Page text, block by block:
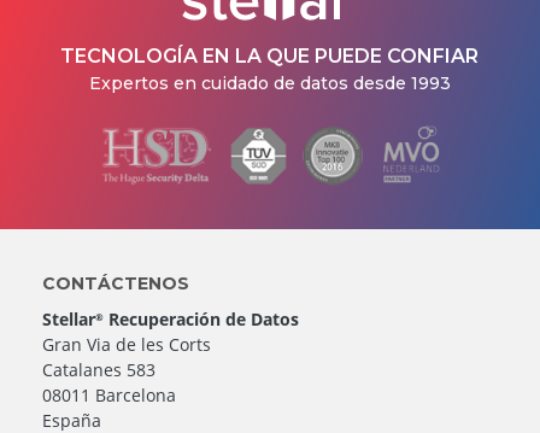
TECNOLOGÍA EN LA QUE PUEDE CONFIAR
Expertos en cuidado de datos desde 1993
CONTÁCTENOS
Stellar® Recuperación de Datos
Gran Via de les Corts
Catalanes 583
08011 Barcelona
España